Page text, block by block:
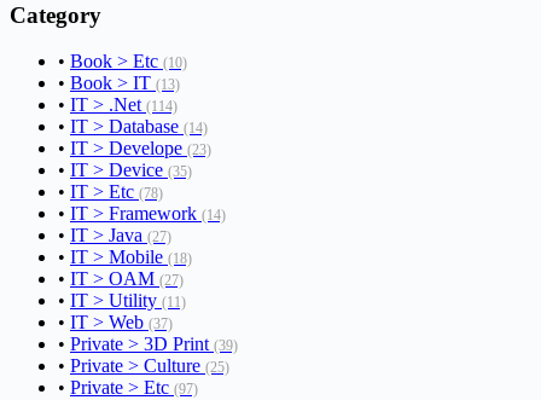
Category
• Book > Etc (10)
• Book > IT (13)
• IT > .Net (114)
• IT > Database (14)
• IT > Develope (23)
• IT > Device (35)
• IT > Etc (78)
• IT > Framework (14)
• IT > Java (27)
• IT > Mobile (18)
• IT > OAM (27)
• IT > Utility (11)
• IT > Web (37)
• Private > 3D Print (39)
• Private > Culture (25)
• Private > Etc (97)